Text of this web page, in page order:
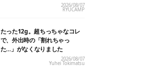
2026/08/07
RYUCAMP
たった12g。超ちっちゃなコレ
で、外出時の「割れちゃっ
た…」がなくなりました
2026/08/07
Yuhei Tokimatsu